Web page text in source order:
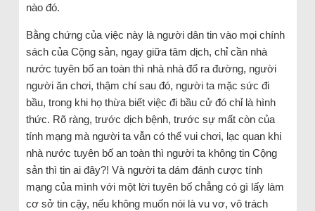
nào đó.
Bằng chứng của việc này là người dân tin vào mọi chính
sách của Cộng sản, ngay giữa tâm dịch, chỉ cần nhà
nước tuyên bố an toàn thì nhà nhà đổ ra đường, người
người ăn chơi, thậm chí sau đó, người ta mặc sức đi
bầu, trong khi họ thừa biết việc đi bầu cử đó chỉ là hình
thức. Rõ ràng, trước dịch bệnh, trước sự mất còn của
tính mạng mà người ta vẫn có thể vui chơi, lạc quan khi
nhà nước tuyên bố an toàn thì người ta không tin Cộng
sản thì tin ai đây?! Và người ta dám đánh cược tính
mạng của mình với một lời tuyên bố chẳng có gì lấy làm
cơ sở tin cậy, nếu không muốn nói là vu vơ, vô trách